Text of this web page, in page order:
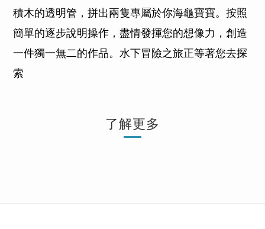
積木的透明管，拼出兩隻專屬於你海龜寶寶。按照
簡單的逐步說明操作，盡情發揮您的想像力，創造
一件獨一無二的作品。水下冒險之旅正等著您去探
索
了解更多